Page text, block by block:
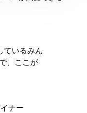
ているみん
、ここが
ナー